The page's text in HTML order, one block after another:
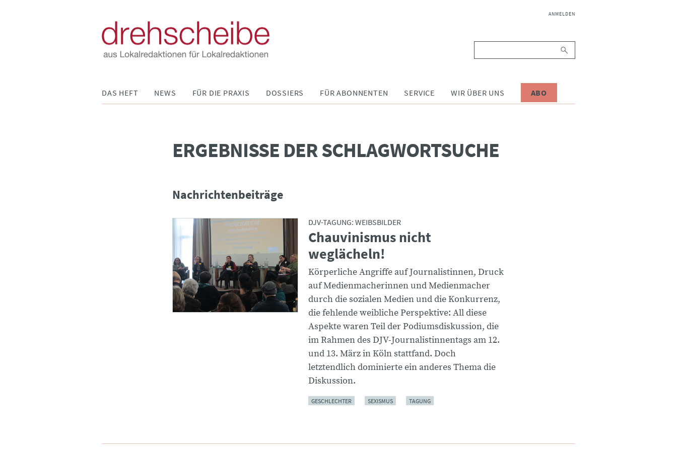
NAVIGATION
ANMELDEN
DAS HEFT NEWS FÜR DIE PRAXIS DOSSIERS FÜR ABONNENTEN SERVICE WIR ÜBER UNS ABO
­ERGEBNISSE DER SCHLAGWORTSUCHE
Nachrichtenbeiträge
DJV-TAGUNG: WEIBSBILDER
Chauvinismus nicht
weglächeln!
Körperliche Angriffe auf Journalistinnen, Druck
auf Medienmacherinnen und Medienmacher
durch die sozialen Medien und die Konkurrenz,
die fehlende weibliche Perspektive: All diese
Aspekte waren Teil der Podiumsdiskussion, die
im Rahmen des DJV-Journalistinnentags am 12.
und 13. März in Köln stattfand. Doch
letztendlich dominierte ein anderes Thema die
Diskussion.
GESCHLECHTER SEXISMUS TAGUNG